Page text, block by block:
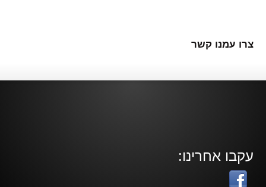
צרו עמנו קשר
עקבו אחרינו: